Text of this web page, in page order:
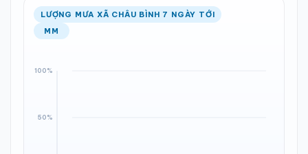
LƯỢNG MƯA XÃ CHÂU BÌNH 7 NGÀY TỚI
MM